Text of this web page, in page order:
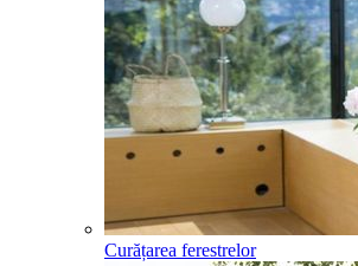
Curățarea ferestrelor